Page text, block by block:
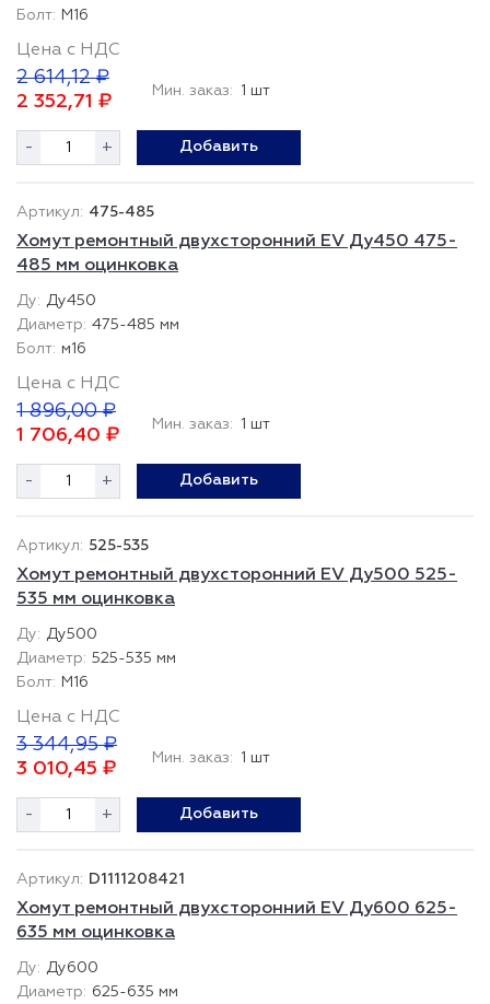
М16
Цена с НДС
2 614,12 ₽
2 352,71 ₽
Мин. заказ: 1 шт
- + Добавить
475-485
Хомут ремонтный двухсторонний EV Ду450 475-
485 мм оцинковка
Ду450
475-485 мм
м16
Цена с НДС
1 896,00 ₽
1 706,40 ₽
Мин. заказ: 1 шт
- + Добавить
525-535
Хомут ремонтный двухсторонний EV Ду500 525-
535 мм оцинковка
Ду500
525-535 мм
М16
Цена с НДС
3 344,95 ₽
3 010,45 ₽
Мин. заказ: 1 шт
- + Добавить
D1111208421
Хомут ремонтный двухсторонний EV Ду600 625-
635 мм оцинковка
Ду600
625-635 мм